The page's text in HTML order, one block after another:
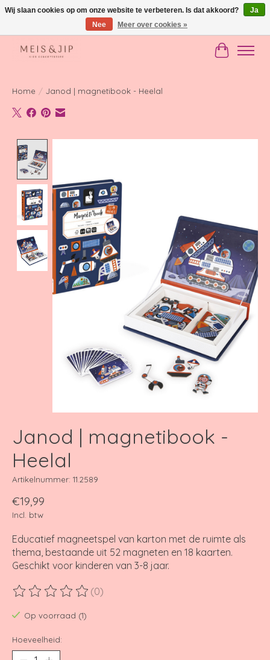
Gratis verzending in NL vanaf €150
Home / Janod | magnetibook - Heelal
Janod | magnetibook -
Heelal
Artikelnummer: 11.2589
€19,99
Incl. btw
Educatief magneetspel van karton met de ruimte als
thema, bestaande uit 52 magneten en 18 kaarten.
Geschikt voor kinderen van 3-8 jaar.
De beoordeling van dit product is
(0)
Op voorraad (1)
Hoeveelheid:
Wij slaan cookies op om onze website te verbeteren. Is dat akkoord?
Ja
Nee
Meer over cookies »